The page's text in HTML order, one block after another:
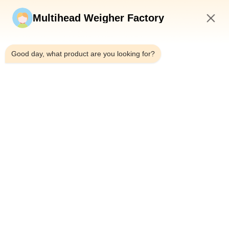
Stuur nu
Multihead Weigher Factory
Good day, what product are you looking for?